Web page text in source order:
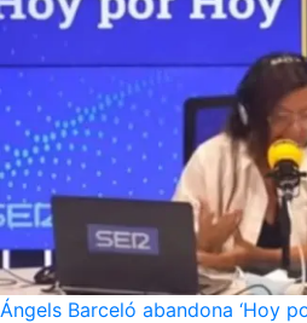
Ángels Barceló abandona ‘Hoy